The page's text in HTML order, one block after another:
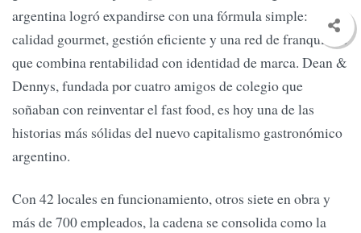
argentina logró expandirse con una fórmula simple:
calidad gourmet, gestión eficiente y una red de franquicias
que combina rentabilidad con identidad de marca. Dean &
Dennys, fundada por cuatro amigos de colegio que
soñaban con reinventar el fast food, es hoy una de las
historias más sólidas del nuevo capitalismo gastronómico
argentino.
Con 42 locales en funcionamiento, otros siete en obra y
más de 700 empleados, la cadena se consolida como la